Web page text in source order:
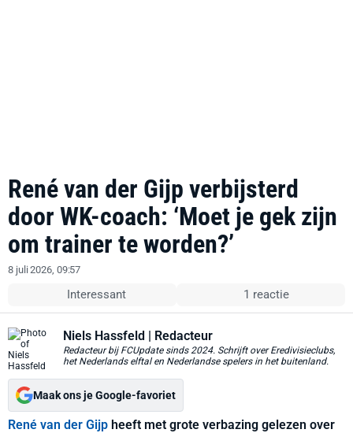
René van der Gijp verbijsterd
door WK-coach: ‘Moet je gek zijn
om trainer te worden?’
8 juli 2026, 09:57
Interessant 1 reactie
Niels Hassfeld | Redacteur
Redacteur bij FCUpdate sinds 2024. Schrijft over Eredivisieclubs,
het Nederlands elftal en Nederlandse spelers in het buitenland.
Maak ons je Google-favoriet
René van der Gijp heeft met grote verbazing gelezen over